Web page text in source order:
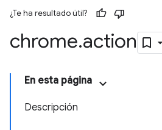
¿Te ha resultado útil?
chrome.action
En esta página
Descripción